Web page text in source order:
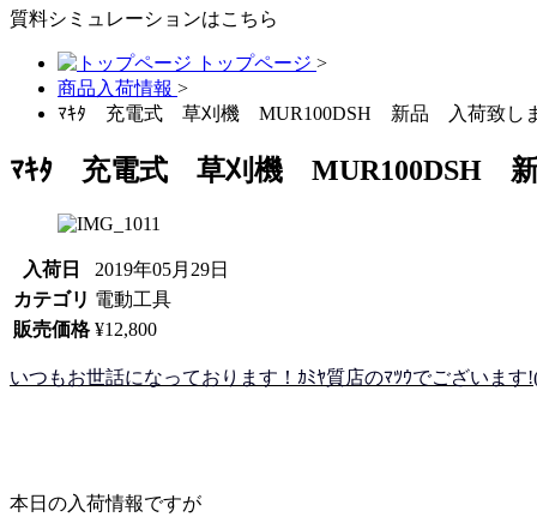
質料シミュレーションはこちら
トップページ >
商品入荷情報 >
ﾏｷﾀ 充電式 草刈機 MUR100DSH 新品 入荷致しま
ﾏｷﾀ 充電式 草刈機 MUR100DSH 新
入荷日
2019年05月29日
カテゴリ 電動工具
販売価格 ¥12,800
いつもお世話になっております！ｶﾐﾔ質店のﾏﾂｳでございます
本日の入荷情報ですが